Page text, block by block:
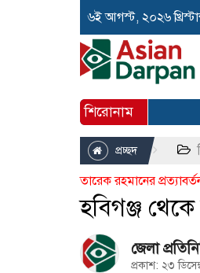
৬ই আগস্ট, ২০২৬
শিরোনাম
প্রচ্ছদ
তারেক রহমানের
হবিগঞ্জ
জেলা
প্রকাশ: ২৩